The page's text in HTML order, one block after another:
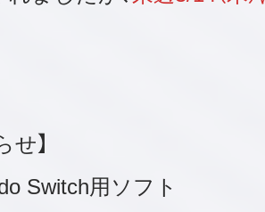
せ】
Switch用ソフト